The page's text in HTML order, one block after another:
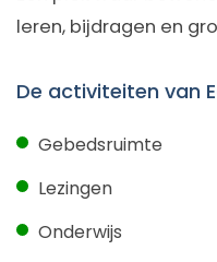
leren, bijdragen en
De activiteiten van
Gebedsruimte
Lezingen
Onderwijs